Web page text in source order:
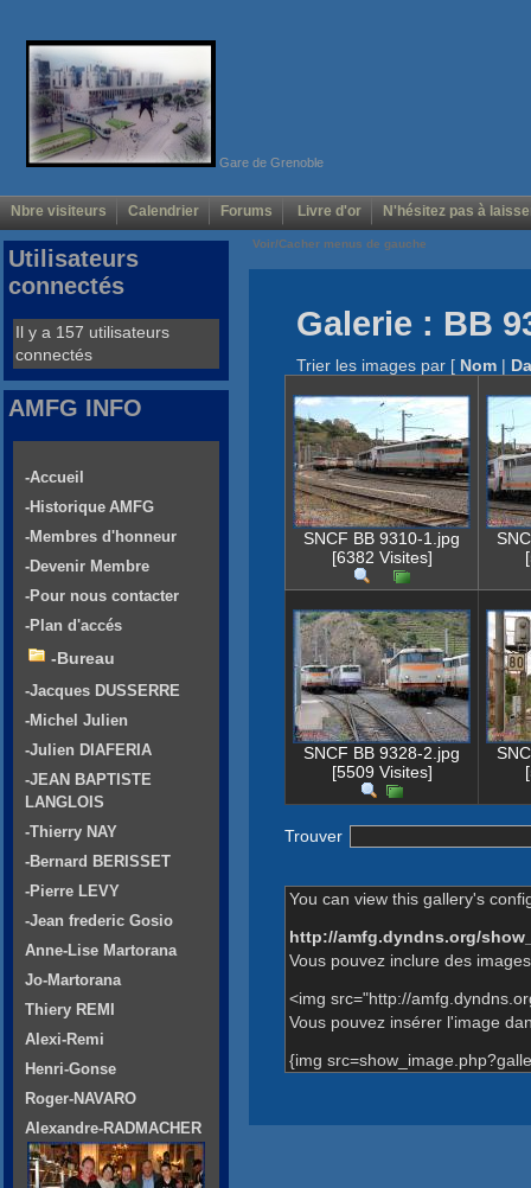
Gare de Grenoble
Nbre visiteurs Calendrier Forums Livre d'or N'hésitez pas à
Voir/Cacher menus de gauche
Galerie : BB
Trier les images par [ Nom |
SNCF BB 9310-1.jpg
[6382 Visites]
SNCF BB 9328-2.jpg
[5509 Visites]
Trouver
You can view this gallery's
http://amfg.dyndns.org/
Vous pouvez inclure des
<img src="http://
Vous pouvez insérer l'image
{img
Utilisateurs
connectés
Il y a 157 utilisateurs
connectés
AMFG INFO
-Accueil
-Historique AMFG
-Membres d'honneur
-Devenir Membre
-Pour nous contacter
-Plan d'accés
-Bureau
-Jacques DUSSERRE
-Michel Julien
-Julien DIAFERIA
-JEAN BAPTISTE
LANGLOIS
-Thierry NAY
-Bernard BERISSET
-Pierre LEVY
-Jean frederic Gosio
Anne-Lise Martorana
Jo-Martorana
Thiery REMI
Alexi-Remi
Henri-Gonse
Roger-NAVARO
Alexandre-RADMACHER